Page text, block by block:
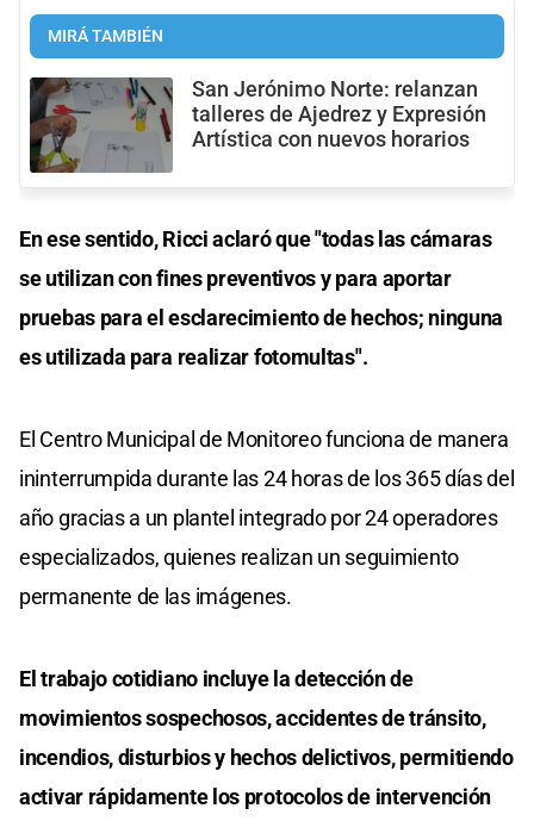
MIRÁ TAMBIÉN
San Jerónimo Norte: relanzan
talleres de Ajedrez y Expresión
Artística con nuevos horarios
En ese sentido, Ricci aclaró que "todas las cámaras
se utilizan con fines preventivos y para aportar
pruebas para el esclarecimiento de hechos; ninguna
es utilizada para realizar fotomultas".
El Centro Municipal de Monitoreo funciona de manera
ininterrumpida durante las 24 horas de los 365 días del
año gracias a un plantel integrado por 24 operadores
especializados, quienes realizan un seguimiento
permanente de las imágenes.
El trabajo cotidiano incluye la detección de
movimientos sospechosos, accidentes de tránsito,
incendios, disturbios y hechos delictivos, permitiendo
activar rápidamente los protocolos de intervención